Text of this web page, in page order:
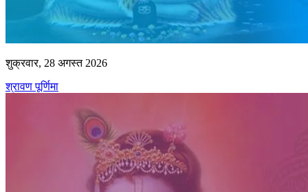
शुक्रवार, 28 अगस्त 2026
श्रावण पूर्णिमा